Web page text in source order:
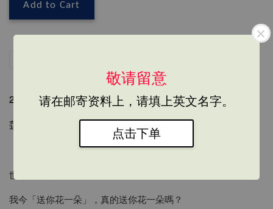
敬请留意
请在邮寄资料上，请填上英文名字。
点击下单
Add to Cart
2023年9月9日全球同步发行
莲生活佛卢胜彦文集第296册《送你花一朵》
世尊在靈山會上，拈花示眾，
我今「送你花一朵」，真的送你花一朵嗎？